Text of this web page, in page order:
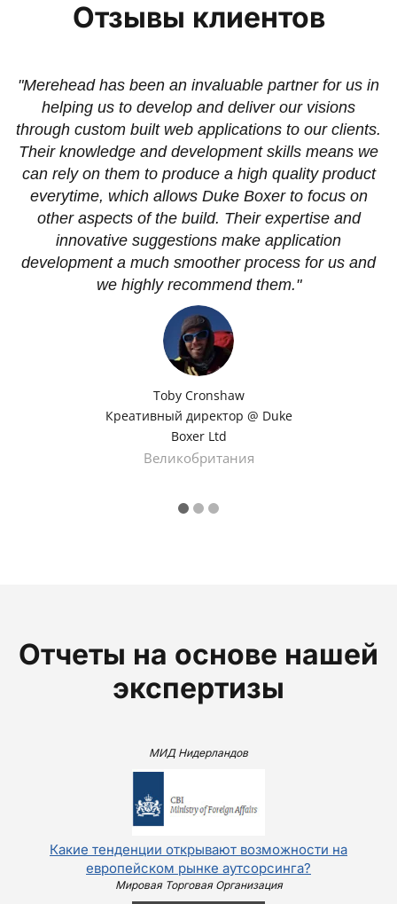
Отзывы клиентов
"Merehead has been an invaluable partner for us in
helping us to develop and deliver our visions
through custom built web applications to our clients.
Their knowledge and development skills means we
can rely on them to produce a high quality product
everytime, which allows Duke Boxer to focus on
other aspects of the build. Their expertise and
innovative suggestions make application
development a much smoother process for us and
we highly recommend them."
Toby Cronshaw
Креативный директор @ Duke
Boxer Ltd
Великобритания
Отчеты на основе нашей
экспертизы
МИД Нидерландов
Какие тенденции открывают возможности на
европейском рынке аутсорсинга?
Мировая Торговая Организация